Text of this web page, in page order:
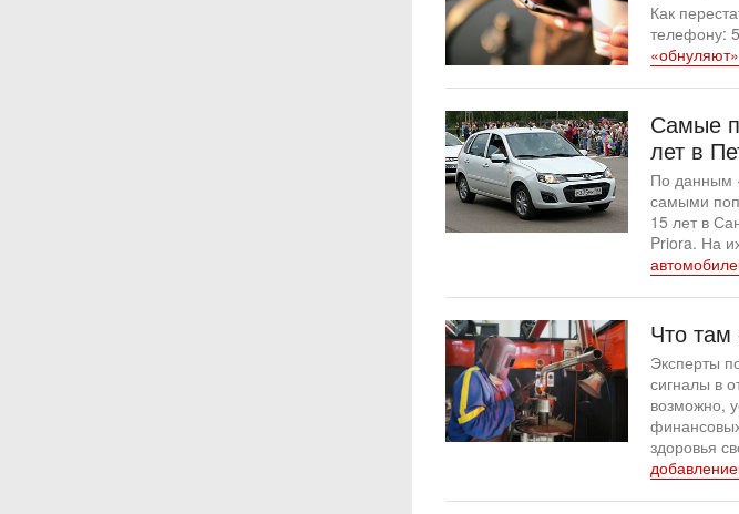
Как
телефону:
Самые
лет в
По данным
самыми
15 лет в
Priora. На
Что там
Эксперты
сигналы в
возможно,
здоровья